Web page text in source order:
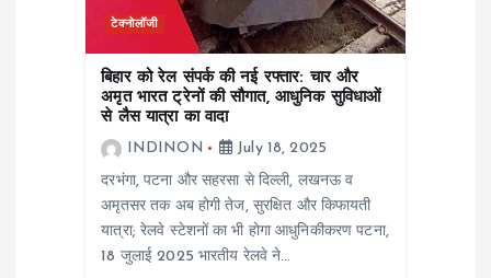
टेक्नोलॉजी
बिहार को रेल संपर्क की नई रफ्तार: चार और
अमृत भारत ट्रेनों की सौगात, आधुनिक सुविधाओं
से लैस यात्रा का वादा
INDINON
July 18, 2025
दरभंगा, पटना और सहरसा से दिल्ली, लखनऊ व
अमृतसर तक अब होगी तेज, सुरक्षित और किफायती
यात्रा; रेलवे स्टेशनों का भी होगा आधुनिकीकरण पटना,
18 जुलाई 2025 भारतीय रेलवे ने…